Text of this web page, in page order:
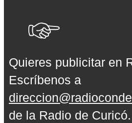
Quieres publicitar en
Escríbenos a
de la Radio de Curicó.